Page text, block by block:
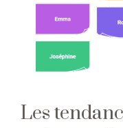
Les